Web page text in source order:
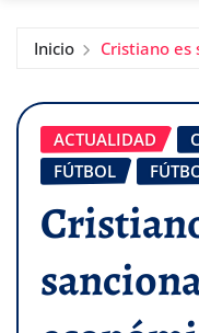
Inicio Cristiano es
ACTUALIDAD
FÚTBOL